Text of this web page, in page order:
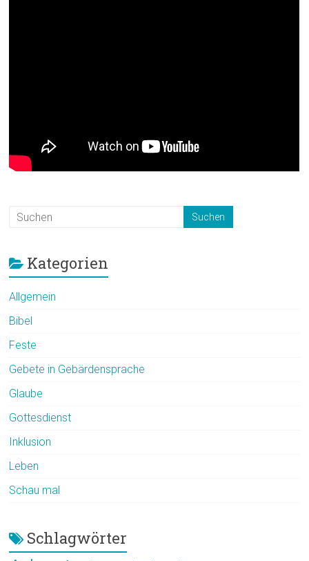
Kategorien
Allgemein
Bibel
Feste
Gebete in Gebärdensprache
Glaube
Gottesdienst
Inklusion
Leben
Schau mal
Schlagwörter